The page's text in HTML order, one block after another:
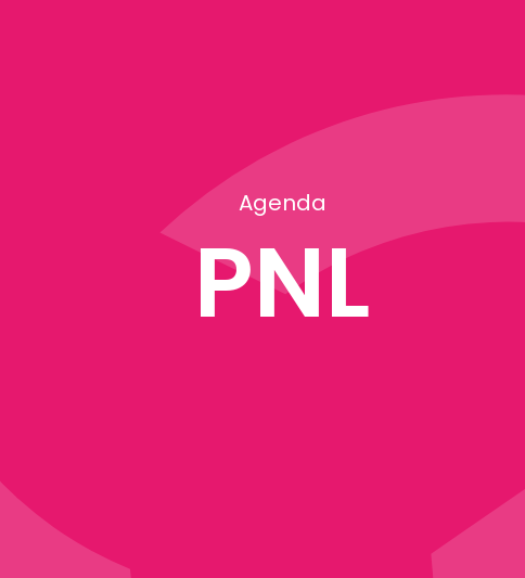
Agenda
PNL